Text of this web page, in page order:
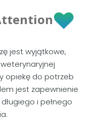
jest wyjątkowe,
opiekę do potrzeb
jest zapewnienie
i pełnego